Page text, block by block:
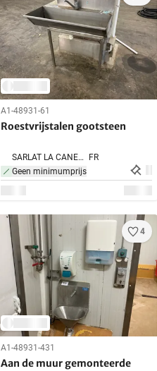
A1-48931-61
Roestvrijstalen gootsteen
SARLAT LA CANEDA,
FR
Geen minimumprijs
4
A1-48931-431
Aan de muur gemonteerde